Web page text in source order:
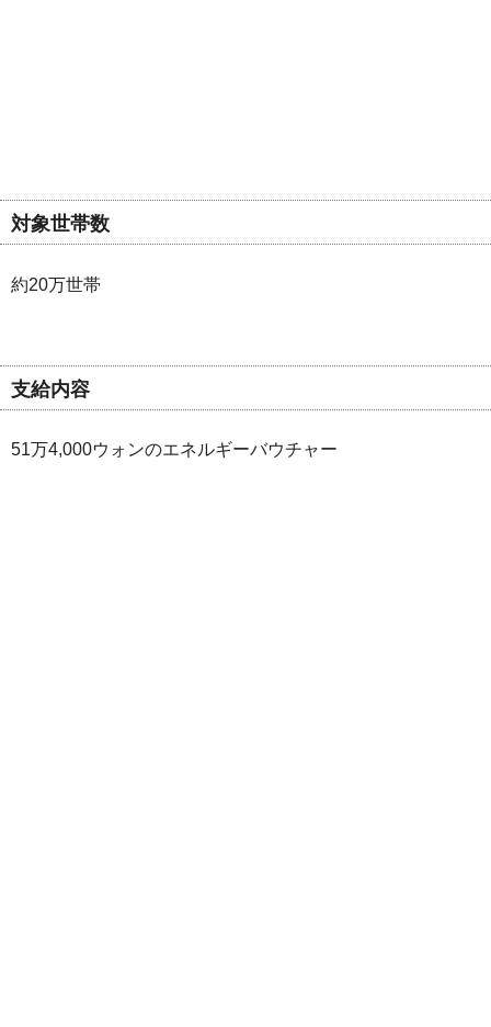
対象世帯数
約20万世帯
支給内容
51万4,000ウォンのエネルギーバウチャー